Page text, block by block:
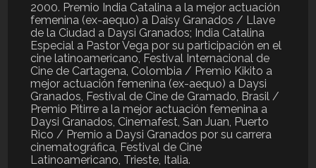
2000. Premio India Catalina a la mejor actuación
femenina (ex-aequo) a Daisy Granados / Llave
de la Ciudad a Daysi Granados; India Catalina
Especial a Pastor Vega por su participación en el
cine latinoamericano, Festival Internacional de
Cine de Cartagena, Colombia / Premio Kikito a
mejor actuación femenina (ex-aequo) a Daysi
Granados, Festival de Cine de Gramado, Brasil /
Premio Pitirre a la mejor actuación femenina a
Daysi Granados, Cinemafest, San Juan, Puerto
Rico / Premio a Daysi Granados por su carrera
cinematográfica, Festival de Cine
Latinoamericano, Trieste, Italia.